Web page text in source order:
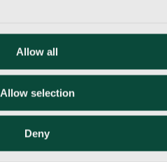
Allow all
Allow selection
Deny